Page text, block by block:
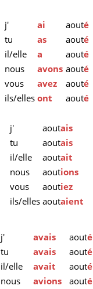
j'
ai aouté
tu
as aouté
il/elle
a aouté
nous
avons aouté
vous
avez aouté
ils/elles ont aouté
j'
aoutais
tu
aoutais
il/elle
aoutait
nous
aoutions
vous
aoutiez
ils/elles aoutaient
j'
avais aouté
tu
avais aouté
il/elle
avait aouté
nous
avions aouté